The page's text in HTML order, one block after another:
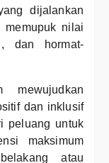
dijalankan
memupuk nilai
dan hormat-
dan inklusif
peluang untuk
maksimum
atau